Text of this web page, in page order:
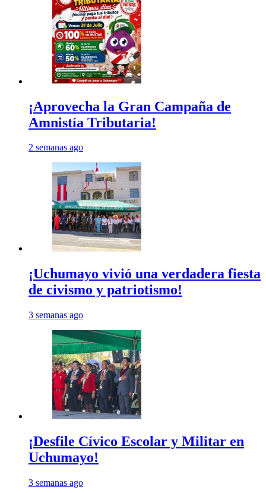
¡Aprovecha la Gran Campaña de
Amnistía Tributaria!
2 semanas ago
¡Uchumayo vivió una verdadera fiesta
de civismo y patriotismo!
3 semanas ago
¡Desfile Cívico Escolar y Militar en
Uchumayo!
3 semanas ago